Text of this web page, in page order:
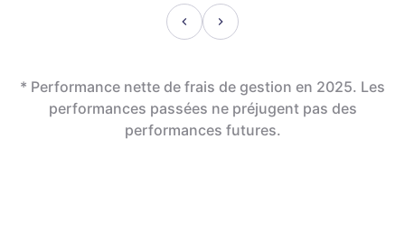
* Performance nette de frais de gestion en 2025. Les
performances passées ne préjugent pas des
performances futures.